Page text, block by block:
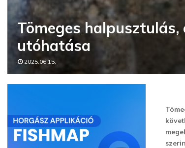
Tömeges
utóhatása
2025.06.15.